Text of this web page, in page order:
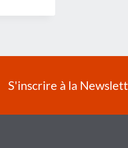
S'inscrire à la